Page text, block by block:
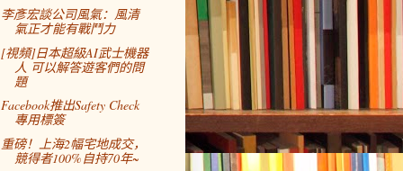
李彥宏談公司風氣：風清
氣正才能有戰鬥力
[視頻]日本超級AI武士機器
人 可以解答遊客們的問
題
Facebook推出Safety Check
專用標簽
重磅！上海2幅宅地成交，
競得者100%自持70年~